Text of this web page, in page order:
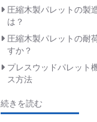
圧縮木製パレットの製
は？
圧縮木製パレットの耐
すか？
プレスウッドパレット
ス方法
続きを読む